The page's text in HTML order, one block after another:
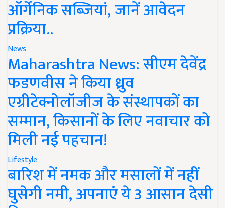
ऑर्गेनिक सब्जियां, जानें आवेदन
प्रक्रिया..
News
Maharashtra News: सीएम देवेंद्र
फडणवीस ने किया ध्रुव
एग्रीटेक्नोलॉजीज के संस्थापकों का
सम्मान, किसानों के लिए नवाचार को
मिली नई पहचान!
Lifestyle
बारिश में नमक और मसालों में नहीं
घुसेगी नमी, अपनाएं ये 3 आसान देसी